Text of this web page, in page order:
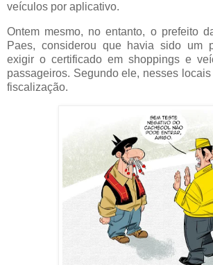
veículos por aplicativo.
Ontem mesmo, no entanto, o prefeito
Paes, considerou que havia sido um
exigir o certificado em shoppings e
passageiros. Segundo ele, nesses
fiscalização.